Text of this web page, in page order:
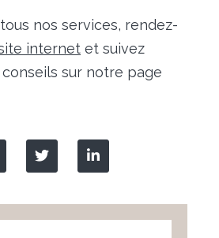
nos services, rendez-
internet et suivez
sur notre page